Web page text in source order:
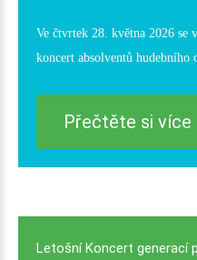
Ve čtvrtek 28. května 2026 se
koncert absolventů hudebního
Přečtěte si více
Letošní Koncert generací